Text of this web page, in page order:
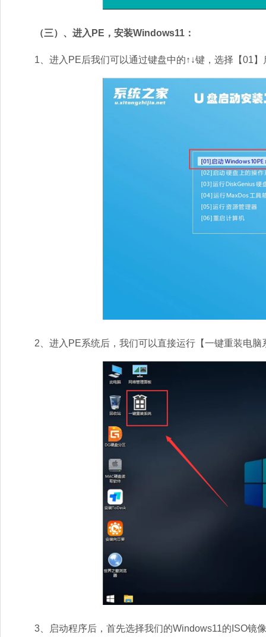
（三）、进入PE，安装Windows11：
1、进入PE后我们可以通过键盘中的↑↓键，选择【01】
2、进入PE系统后，我们可以直接运行【一键重装电脑
3、启动程序后，首先选择我们的Windows11的ISO镜